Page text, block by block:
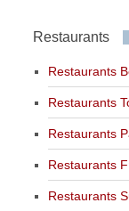
Restaurants
Restaurants
Restaurants
Restaurants
Restaurants
Restaurants